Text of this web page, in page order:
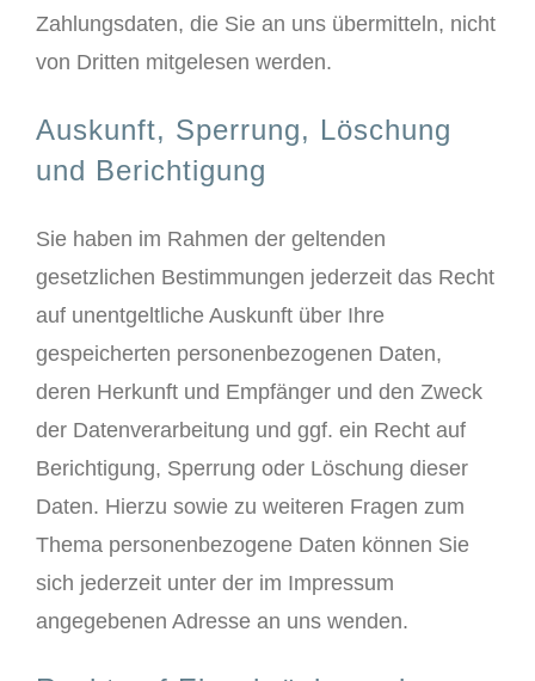
Zahlungsdaten, die Sie an uns übermitteln, nicht
von Dritten mitgelesen werden.
Auskunft, Sperrung, Löschung
und Berichtigung
Sie haben im Rahmen der geltenden
gesetzlichen Bestimmungen jederzeit das Recht
auf unentgeltliche Auskunft über Ihre
gespeicherten personenbezogenen Daten,
deren Herkunft und Empfänger und den Zweck
der Datenverarbeitung und ggf. ein Recht auf
Berichtigung, Sperrung oder Löschung dieser
Daten. Hierzu sowie zu weiteren Fragen zum
Thema personenbezogene Daten können Sie
sich jederzeit unter der im Impressum
angegebenen Adresse an uns wenden.